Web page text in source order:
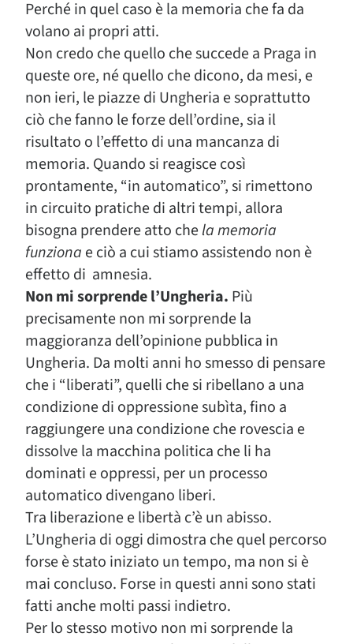
Perché in quel caso è la memoria che fa da
volano ai propri atti.
Non credo che quello che succede a Praga in
queste ore, né quello che dicono, da mesi, e
non ieri, le piazze di Ungheria e soprattutto
ciò che fanno le forze dell’ordine, sia il
risultato o l’effetto di una mancanza di
memoria. Quando si reagisce così
prontamente, “in automatico”, si rimettono
in circuito pratiche di altri tempi, allora
bisogna prendere atto chela memoria
funziona e ciò a cui stiamo assistendo non è
effetto di amnesia.
Non mi sorprende l’Ungheria. Più
precisamente non mi sorprende la
maggioranza dell’opinione pubblica in
Ungheria. Da molti anni ho smesso di pensare
che i “liberati”, quelli che si ribellano a una
condizione di oppressione subìta, fino a
raggiungere una condizione che rovescia e
dissolve la macchina politica che li ha
dominati e oppressi, per un processo
automatico divengano liberi.
Tra liberazione e libertà c’è un abisso.
L’Ungheria di oggi dimostra che quel percorso
forse è stato iniziato un tempo, ma non si è
mai concluso. Forse in questi anni sono stati
fatti anche molti passi indietro.
Per lo stesso motivo non mi sorprende la